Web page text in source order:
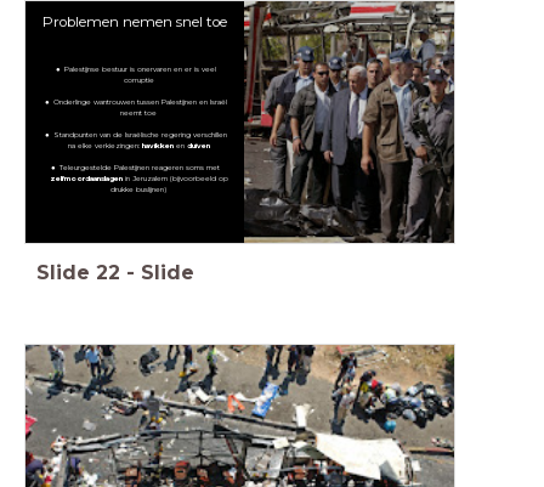
Problemen nemen snel toe
Palestijnse bestuur is onervaren en er is veel
corruptie
Onderlinge wantrouwen tussen Palestijnen en Israël
neemt toe
Standpunten van de Israëlische regering verschillen
na elke verkiezingen: havikkenen duiven
Teleurgestelde Palestijnen reageren soms met
zelfmoordaanslagen in Jeruzalem (bijvoorbeeld op
drukke buslijnen)
Slide 22 - Slide